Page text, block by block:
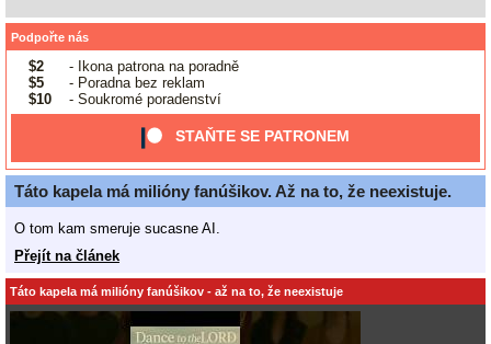
Podpořte nás
$2
- Ikona patrona na poradně
$5
- Poradna bez reklam
$10
- Soukromé poradenství
STAŇTE SE PATRONEM
Táto kapela má milióny fanúšikov. Až na to, že neexistuje.
O tom kam smeruje sucasne AI.
Přejít na článek
Táto kapela má milióny fanúšikov - až na to, že neexistuje